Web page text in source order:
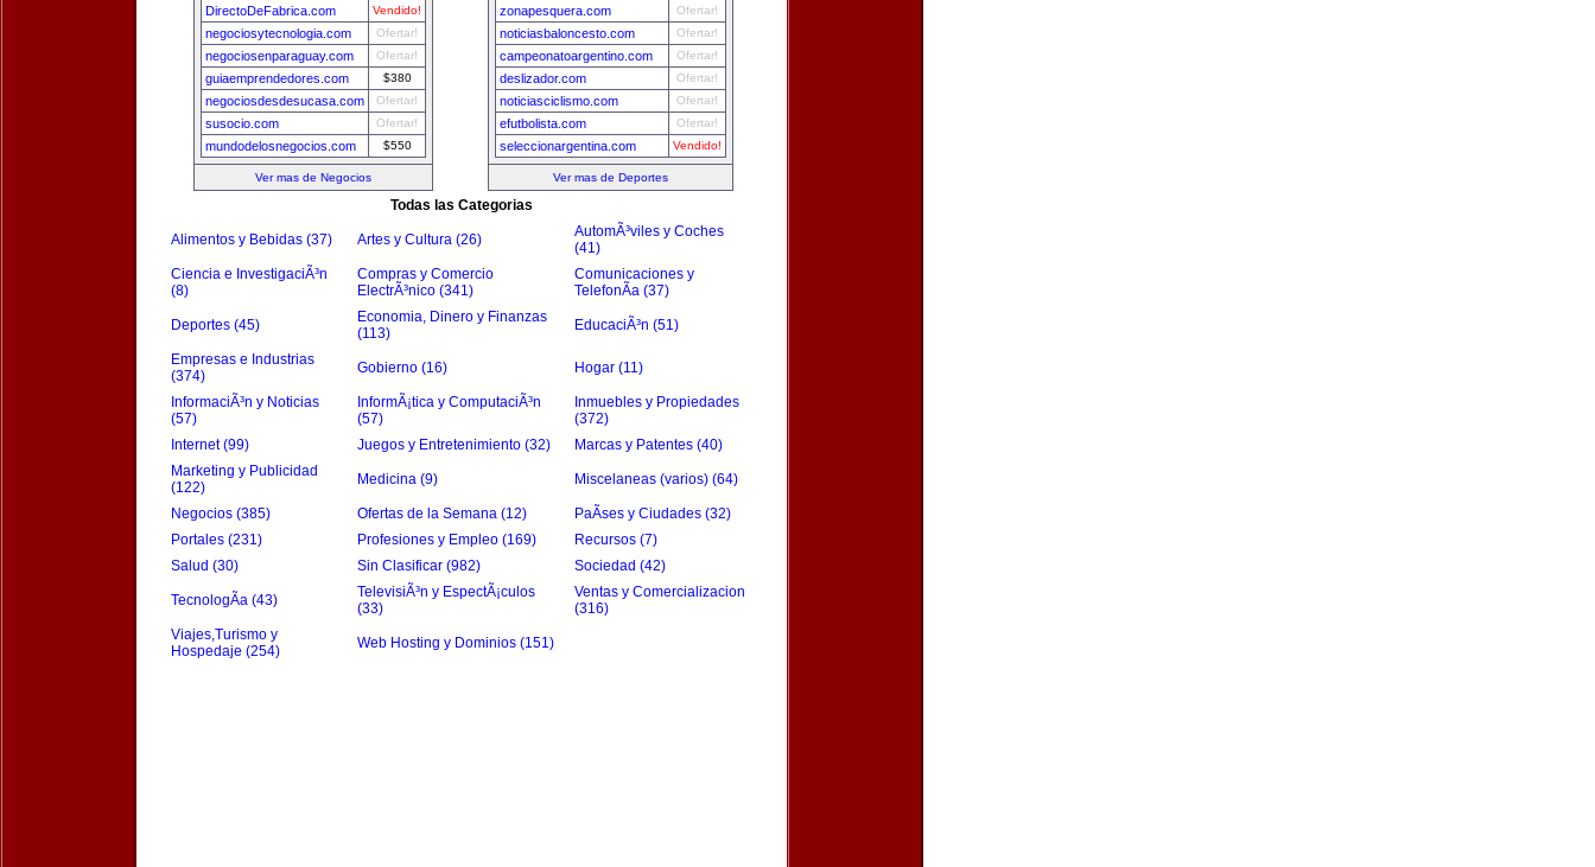
DirectoDeFabrica.com Vendido!
negociosytecnologia.com Ofertar!
negociosenparaguay.com Ofertar!
guiaemprendedores.com $380
negociosdesdesucasa.com Ofertar!
susocio.com Ofertar!
mundodelosnegocios.com $550
Ver mas de Negocios
zonapesquera.com Ofertar!
noticiasbaloncesto.com Ofertar!
campeonatoargentino.com Ofertar!
deslizador.com Ofertar!
noticiasciclismo.com Ofertar!
efutbolista.com Ofertar!
seleccionargentina.com Vendido!
Ver mas de Deportes
Todas las Categorias
Alimentos y Bebidas (37) Artes y Cultura (26)
AutomÃ³viles y Coches
(41)
Ciencia e InvestigaciÃ³n
(8)
Compras y Comercio
ElectrÃ³nico (341)
Comunicaciones y
TelefonÃ­a (37)
Deportes (45)
Economia, Dinero y Finanzas
(113)
EducaciÃ³n (51)
Empresas e Industrias
(374)
Gobierno (16) Hogar (11)
InformaciÃ³n y Noticias
(57)
InformÃ¡tica y ComputaciÃ³n
(57)
Inmuebles y Propiedades
(372)
Internet (99)
Juegos y Entretenimiento (32)
Marcas y Patentes (40)
Marketing y Publicidad
(122)
Medicina (9) Miscelaneas (varios) (64)
Negocios (385) Ofertas de la Semana (12)
PaÃ­ses y Ciudades (32)
Portales (231)
Profesiones y Empleo (169)
Recursos (7)
Salud (30)
Sin Clasificar (982) Sociedad (42)
TecnologÃ­a (43)
TelevisiÃ³n y EspectÃ¡culos
(33)
Ventas y Comercializacion
(316)
Viajes,Turismo y
Hospedaje (254)
Web Hosting y Dominios (151)